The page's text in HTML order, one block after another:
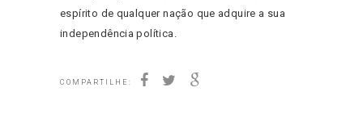
espírito de qualquer nação que adquire a sua
independência política.
COMPARTILHE: